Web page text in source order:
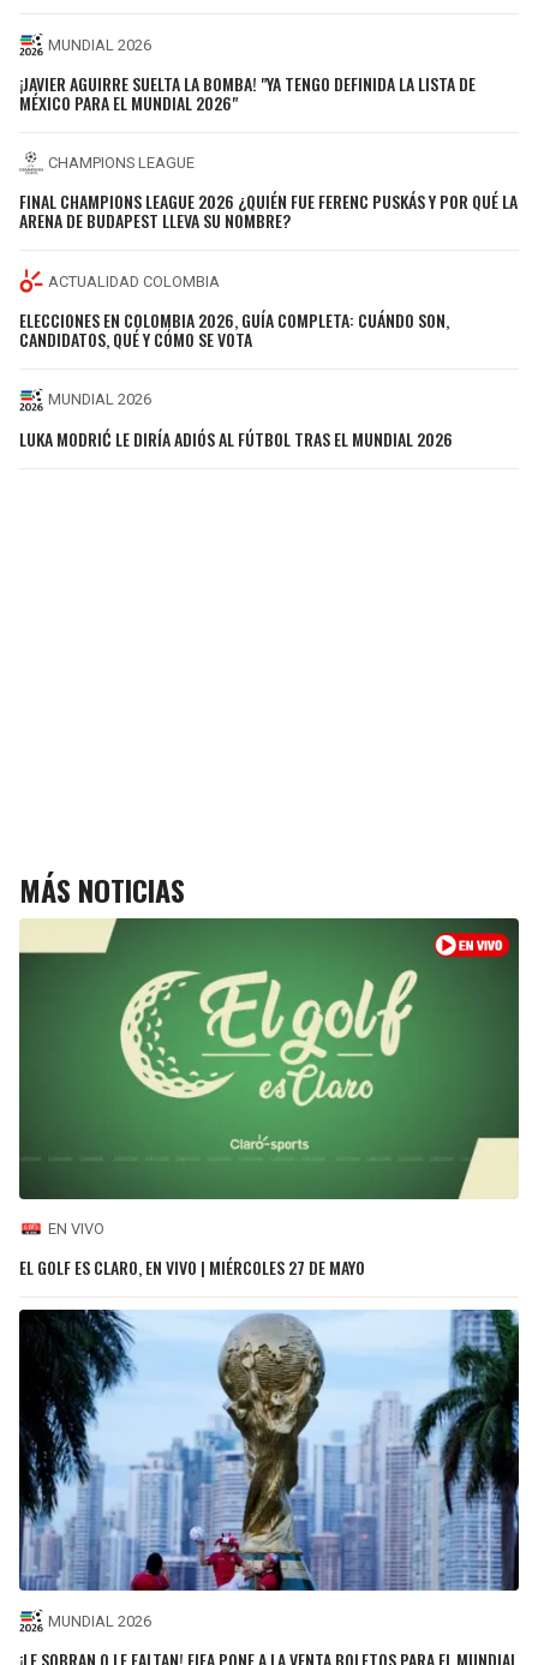
MUNDIAL 2026
¡JAVIER AGUIRRE SUELTA LA BOMBA! "YA TENGO DEFINIDA LA LISTA DE
MÉXICO PARA EL MUNDIAL 2026"
CHAMPIONS LEAGUE
FINAL CHAMPIONS LEAGUE 2026 ¿QUIÉN FUE FERENC PUSKÁS Y POR QUÉ LA
ARENA DE BUDAPEST LLEVA SU NOMBRE?
ACTUALIDAD COLOMBIA
ELECCIONES EN COLOMBIA 2026, GUÍA COMPLETA: CUÁNDO SON,
CANDIDATOS, QUÉ Y CÓMO SE VOTA
MUNDIAL 2026
LUKA MODRIĆ LE DIRÍA ADIÓS AL FÚTBOL TRAS EL MUNDIAL 2026
MÁS NOTICIAS
EN VIVO
EL GOLF ES CLARO, EN VIVO | MIÉRCOLES 27 DE MAYO
MUNDIAL 2026
¡LE SOBRAN O LE FALTAN! FIFA PONE A LA VENTA BOLETOS PARA EL MUNDIAL